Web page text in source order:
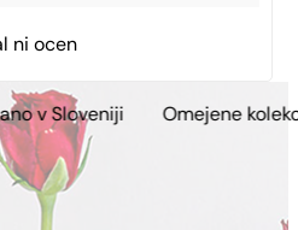
ni ocen
Omejene kolekcije